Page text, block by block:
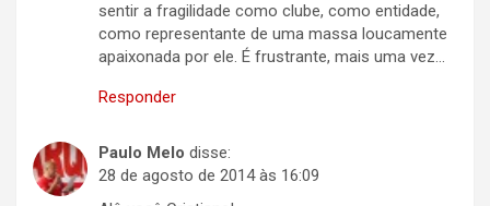
sentir a fragilidade como clube, como entidade,
como representante de uma massa loucamente
apaixonada por ele. É frustrante, mais uma vez…
Responder
Paulo Melo disse:
28 de agosto de 2014 às 16:09